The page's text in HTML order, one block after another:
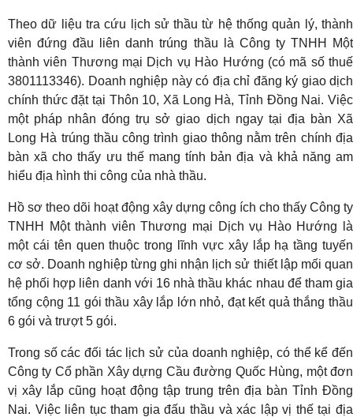
Theo dữ liệu tra cứu lịch sử thầu từ hệ thống quản lý, thành
viên đứng đầu liên danh trúng thầu là Công ty TNHH Một
thành viên Thương mại Dịch vụ Hào Hướng (có mã số thuế
3801113346). Doanh nghiệp này có địa chỉ đăng ký giao dịch
chính thức đặt tại Thôn 10, Xã Long Hà, Tỉnh Đồng Nai. Việc
một pháp nhân đóng trụ sở giao dịch ngay tại địa bàn Xã
Long Hà trúng thầu công trình giao thông nằm trên chính địa
bàn xã cho thấy ưu thế mang tính bản địa và khả năng am
hiểu địa hình thi công của nhà thầu.
Hồ sơ theo dõi hoạt động xây dựng công ích cho thấy Công ty
TNHH Một thành viên Thương mại Dịch vụ Hào Hướng là
một cái tên quen thuộc trong lĩnh vực xây lắp hạ tầng tuyến
cơ sở. Doanh nghiệp từng ghi nhận lịch sử thiết lập mối quan
hệ phối hợp liên danh với 16 nhà thầu khác nhau để tham gia
tổng cộng 11 gói thầu xây lắp lớn nhỏ, đạt kết quả thắng thầu
6 gói và trượt 5 gói.
Trong số các đối tác lịch sử của doanh nghiệp, có thể kể đến
Công ty Cổ phần Xây dựng Cầu đường Quốc Hùng, một đơn
vị xây lắp cũng hoạt động tập trung trên địa bàn Tỉnh Đồng
Nai. Việc liên tục tham gia đấu thầu và xác lập vị thế tại địa